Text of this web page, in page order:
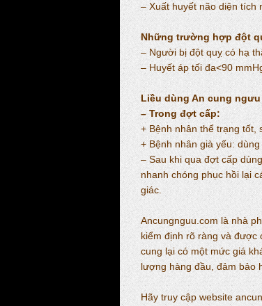
– Xuất huyết não diện tích
Những trường hợp đột
– Người bị đột quỵ có hạ
– Huyết áp tối đa<90
Liều dùng An cung
– Trong đợt cấp:
+ Bệnh nhân thể trạng tốt,
+ Bệnh nhân già yếu: dùng
– Sau khi qua đợt cấp
nhanh chóng phục hồi lại
giác.
Ancungnguu.com là nhà
kiểm định rõ ràng và được
cung lại có một mức giá
lượng hàng đầu, đảm bảo
Hãy truy cập website